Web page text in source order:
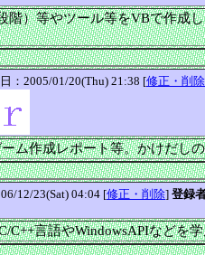
階）等やツール等をVBで作成
：2005/01/20(Thu) 21:38 [修正・削除
ム作成レポート等。かけだし
12/23(Sat) 04:04 [修正・削除] 登録
C++言語やWindowsAPIなどを